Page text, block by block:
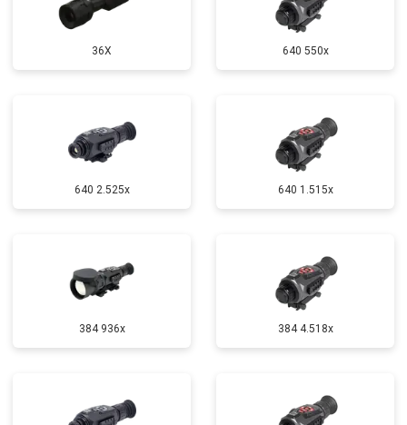
36X 640 550x
640 2.525x 640 1.515x
384 936x 384 4.518x